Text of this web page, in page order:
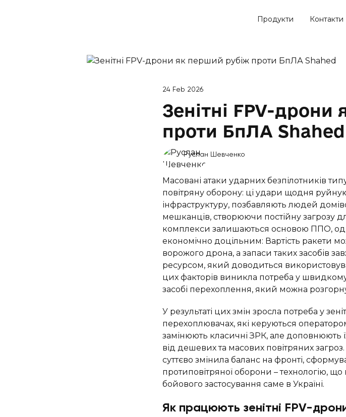
Продукти Контакти
24 Feb 2026
Зенітні FPV-
проти БпЛА Shahed
Руслан Шевченко
Масовані атаки ударних безпілотників
повітряну оборону: ці удари щодня
інфраструктуру, позбавляють людей
мешканців, створюючи постійну загрозу
комплекси залишаються основою ППО,
економічно доцільним: Вартість ракети
ворожого дрона, а запаси таких засобів
ресурсом, який доводиться
цих факторів виникла потреба у
засобі перехоплення, який можна
У результаті цих змін зросла потреба у
перехоплювачах, які керуються
замінюють класичні ЗРК, але
від дешевих та масових повітряних
суттєво змінила баланс на фронті,
протиповітряної оборони – технологію,
бойового застосування саме в Україні.
Як працюють зенітні FPV-